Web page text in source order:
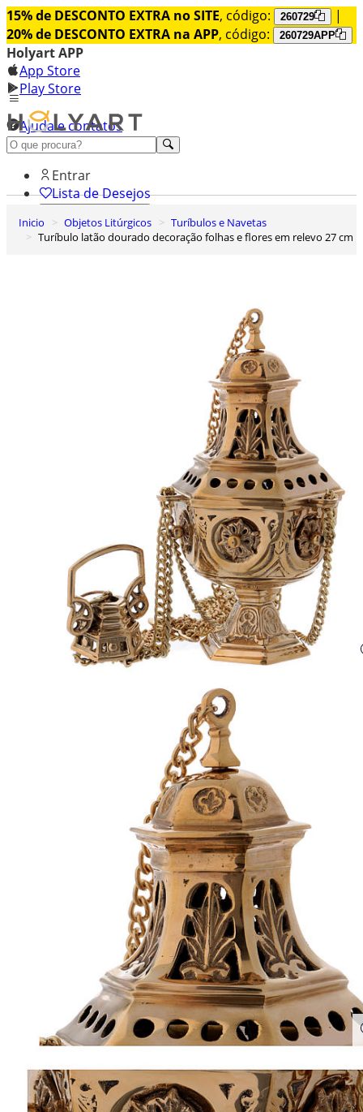
15% de DESCONTO EXTRA no SITE, código: 260729
|
20% de DESCONTO EXTRA na APP, código: 260729APP
Holyart APP
App Store
Play Store
Ajuda e contatos
Conheça premium
Entrar
Lista de Desejos
0
Carrinho de Compras
Inicio Objetos Litúrgicos
Turíbulos e Navetas
Turíbulo latão dourado decoração folhas e flores em relevo 27 cm